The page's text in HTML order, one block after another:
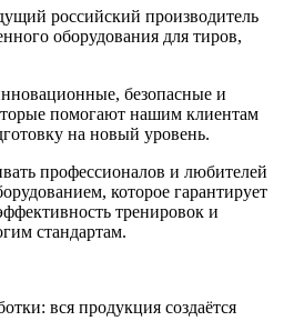
российский производитель
оборудования для тиров,
безопасные и
помогают нашим клиентам
на новый уровень.
профессионалов и любителей
которое гарантирует
тренировок и
стандартам.
вся продукция создаётся